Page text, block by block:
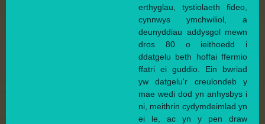
erthyglau, tystiolaeth fideo,
cynnwys ymchwiliol, a
deunyddiau addysgol mewn
dros 80 o ieithoedd i
ddatgelu beth hoffai ffermio
ffatri ei guddio. Ein bwriad
yw datgelu'r creulondeb y
mae wedi dod yn anhysbys i
ni, meithrin cydymdeimlad yn
ei le, ac yn y pen draw